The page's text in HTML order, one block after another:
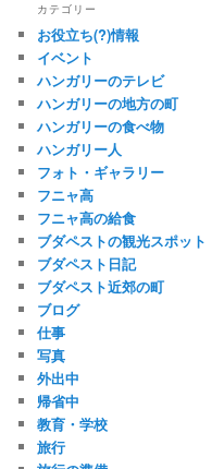
カテゴリー
お役立ち(?)情報
イベント
ハンガリーのテレビ
ハンガリーの地方の町
ハンガリーの食べ物
ハンガリー人
フォト・ギャラリー
フニャ高
フニャ高の給食
ブダペストの観光スポット
ブダペスト日記
ブダペスト近郊の町
ブログ
仕事
写真
外出中
帰省中
教育・学校
旅行